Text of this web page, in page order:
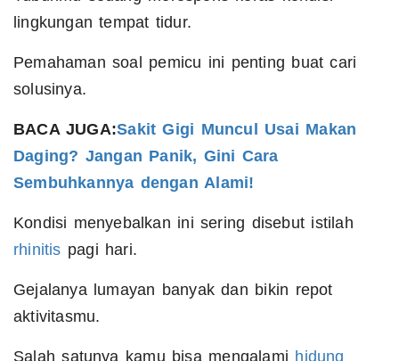
lingkungan tempat tidur.
Pemahaman soal pemicu ini penting buat cari
solusinya.
BACA JUGA:Sakit Gigi Muncul Usai Makan
Daging? Jangan Panik, Gini Cara
Sembuhkannya dengan Alami!
Kondisi menyebalkan ini sering disebut istilah
rhinitis pagi hari.
Gejalanya lumayan banyak dan bikin repot
aktivitasmu.
Salah satunya kamu bisa mengalami hidung